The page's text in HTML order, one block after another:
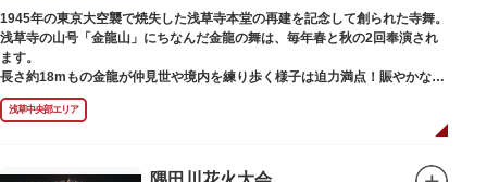
ますのでご注意ください。加えて、周辺の道路では交通規制が実施され、車
両通行禁止となる区間がありますので、併せてこちらも注意が必要です。な
お、公式サイトでは、境内のライブカメラ映像を公開しており、事前に混雑
状況を確認することができます。
1945年の東京大空襲で焼失した浅草寺本堂の再建を記念して創られた寺舞。
浅草寺の山号「金龍山」にちなんだ金龍の舞は、毎年春と秋の2回奉演され
ます。
長さ約18mもの金龍が仲見世や境内を練り歩く様子は迫力満点！賑やかなお
囃子とともに、勇ましく、力強く、まるで生きているかのように華やかな舞
が繰り広げられます。行列の先頭を歩くのは、観音様を象徴する「蓮華珠
（れんげしゅ）」。蓮華珠を守護する88kgの金龍を、8人で自在に操る巧み
浅草中央部エリア